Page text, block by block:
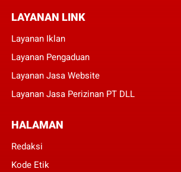
LAYANAN LINK
Layanan Iklan
Layanan Pengaduan
Layanan Jasa Website
Layanan Jasa Perizinan PT DLL
HALAMAN
Redaksi
Kode Etik